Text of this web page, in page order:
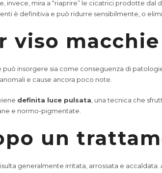
invece, mira a “riaprire” le cicatrici prodotte
è definitiva e può ridurre sensibilmente, o
viso macchie
insorgere sia come conseguenza di
e cause ancora poco note.
definita luce pulsata , una tecnica che
e normo-pigmentate.
un
generalmente irritata, arrossata e